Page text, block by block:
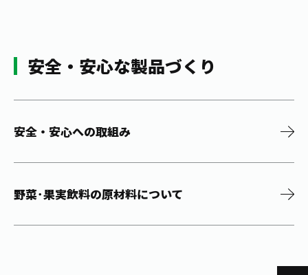
安全・安心な製品づくり
安全・安心への取組み
野菜･果実飲料の原材料について